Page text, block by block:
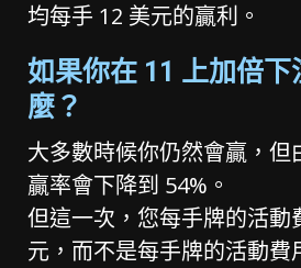
均每手 12 美元的贏利。
如果你在 11 上加倍下
麼？
大多數時候你仍然會贏，但
贏率會下降到 54%。
但這一次，您每手牌的活動
元，而不是每手牌的活動費